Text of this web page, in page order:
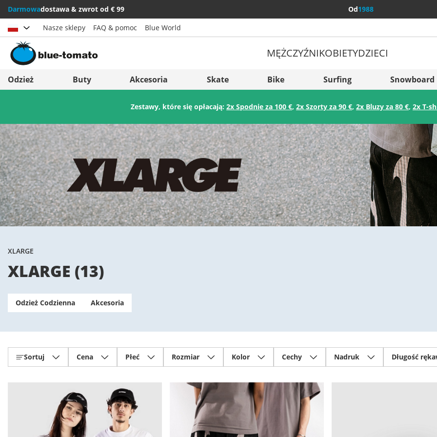
Darmowadostawa & zwrot od € 99 Od1988
Wybierz kraj
Österreich
Suisse (Français)
Svizzera (Italiano)
France
Italia (Italiano)
Italien (Deutsch)
España
Suomi
United Kingdom
Slovenija
België (Nederlands)
Belgique (Français)
Danmark
Norge
Nasze sklepy FAQ & pomoc Blue World
MĘŻCZYŹNIKOBIETYDZIECI
Odzież Buty Akcesoria Skate Bike Surfing Snowboard
Zestawy, które się opłacają: 2x Spodnie za 100 €, 2x Szorty za 90 €, 2x Bluzy za 80 €, 2x T-
XLARGE
XLARGE (13)
Odzież Codzienna Akcesoria
Sortuj Cena Płeć Rozmiar Kolor Cechy Nadruk Długość